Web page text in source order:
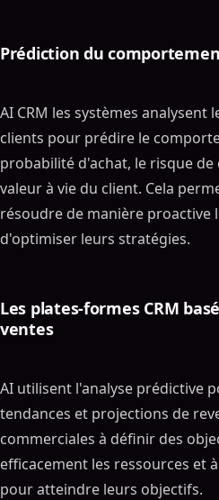
Prédiction du
AI CRM les systèmes analysent
clients pour prédire le
probabilité d'achat, le risque
valeur à vie du client. Cela
résoudre de manière proactive
d'optimiser leurs stratégies.
Les plates-formes CRM
ventes
AI utilisent l'analyse prédictive
tendances et projections de
commerciales à définir des
efficacement les ressources et
pour atteindre leurs objectifs.